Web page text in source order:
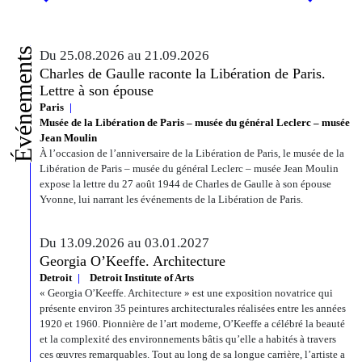
Événements Du 25.08.2026 au 21.09.2026
Charles de Gaulle raconte la Libération de Paris.
Lettre à son épouse
Paris
Musée de la Libération de Paris – musée du général Leclerc – musée
Jean Moulin
À l’occasion de l’anniversaire de la Libération de Paris, le musée de la
Libération de Paris – musée du général Leclerc – musée Jean Moulin
expose la lettre du 27 août 1944 de Charles de Gaulle à son épouse
Yvonne, lui narrant les événements de la Libération de Paris.
Du 13.09.2026 au 03.01.2027
Georgia O’Keeffe. Architecture
Detroit
Detroit Institute of Arts
« Georgia O’Keeffe. Architecture » est une exposition novatrice qui
présente environ 35 peintures architecturales réalisées entre les années
1920 et 1960. Pionnière de l’art moderne, O’Keeffe a célébré la beauté
et la complexité des environnements bâtis qu’elle a habités à travers
ces œuvres remarquables. Tout au long de sa longue carrière, l’artiste a